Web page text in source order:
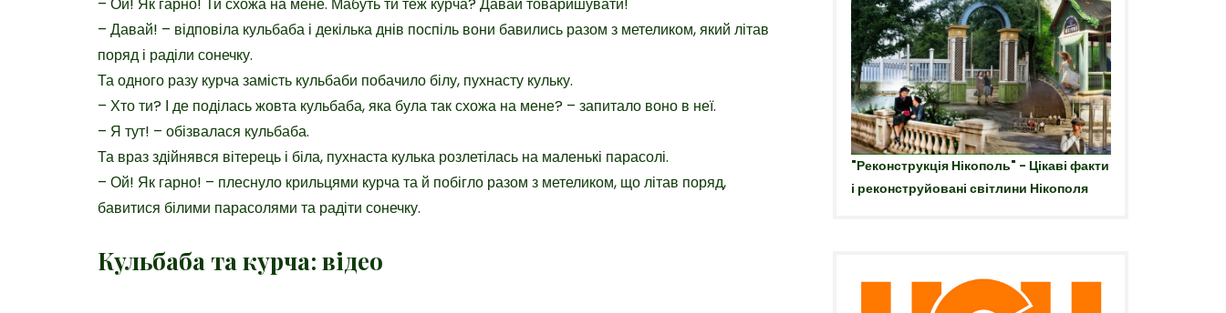
– Ой! Як гарно! Ти схожа на мене. Мабуть ти теж курча? Давай товаришувати!
– Давай! – відповіла кульбаба і декілька днів поспіль вони бавились разом з метеликом, який літав
поряд і раділи сонечку.
Та одного разу курча замість кульбаби побачило білу, пухнасту кульку.
– Хто ти? І де поділась жовта кульбаба, яка була так схожа на мене? – запитало воно в неї.
– Я тут! – обізвалася кульбаба.
Та враз здійнявся вітерець і біла, пухнаста кулька розлетілась на маленькі парасолі.
– Ой! Як гарно! – плеснуло крильцями курча та й побігло разом з метеликом, що літав поряд,
бавитися білими парасолями та радіти сонечку.
Кульбаба та курча: відео
"Реконструкція Нікополь" - Цікаві факти
і реконструйовані світлини Нікополя